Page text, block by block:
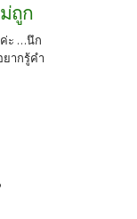
ถูก
ะ ...นึก
ากรู้คำ